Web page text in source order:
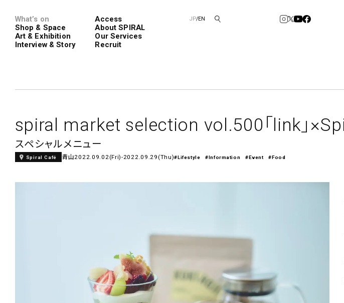
What’s on
Shop & Space
Art & Exhibition
Interview & Story
Access
About SPIRAL
Our Services
Recruit
JP/EN
ショップ一覧 フロアガイド
Café
Art
ア
スパイラルが推進するエデュケーションプログラム
Spiral Print Collection
スパイラルが提案するオリジナルプリント作品
SPIRALのご紹介 会社概要
Spiral Annual Report
レンタルスペース
新卒採用 中途採用
spiral market selection vol.500「link」
スペシャルメニュー
Spiral Café 青山2022.09.02(Fri)-2022.09.29(Thu)#Lifestyle #Information #Event #Food